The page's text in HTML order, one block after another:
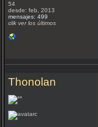
54
desde: feb, 2013
mensajes: 499
clik ver los últimos
Thonolan